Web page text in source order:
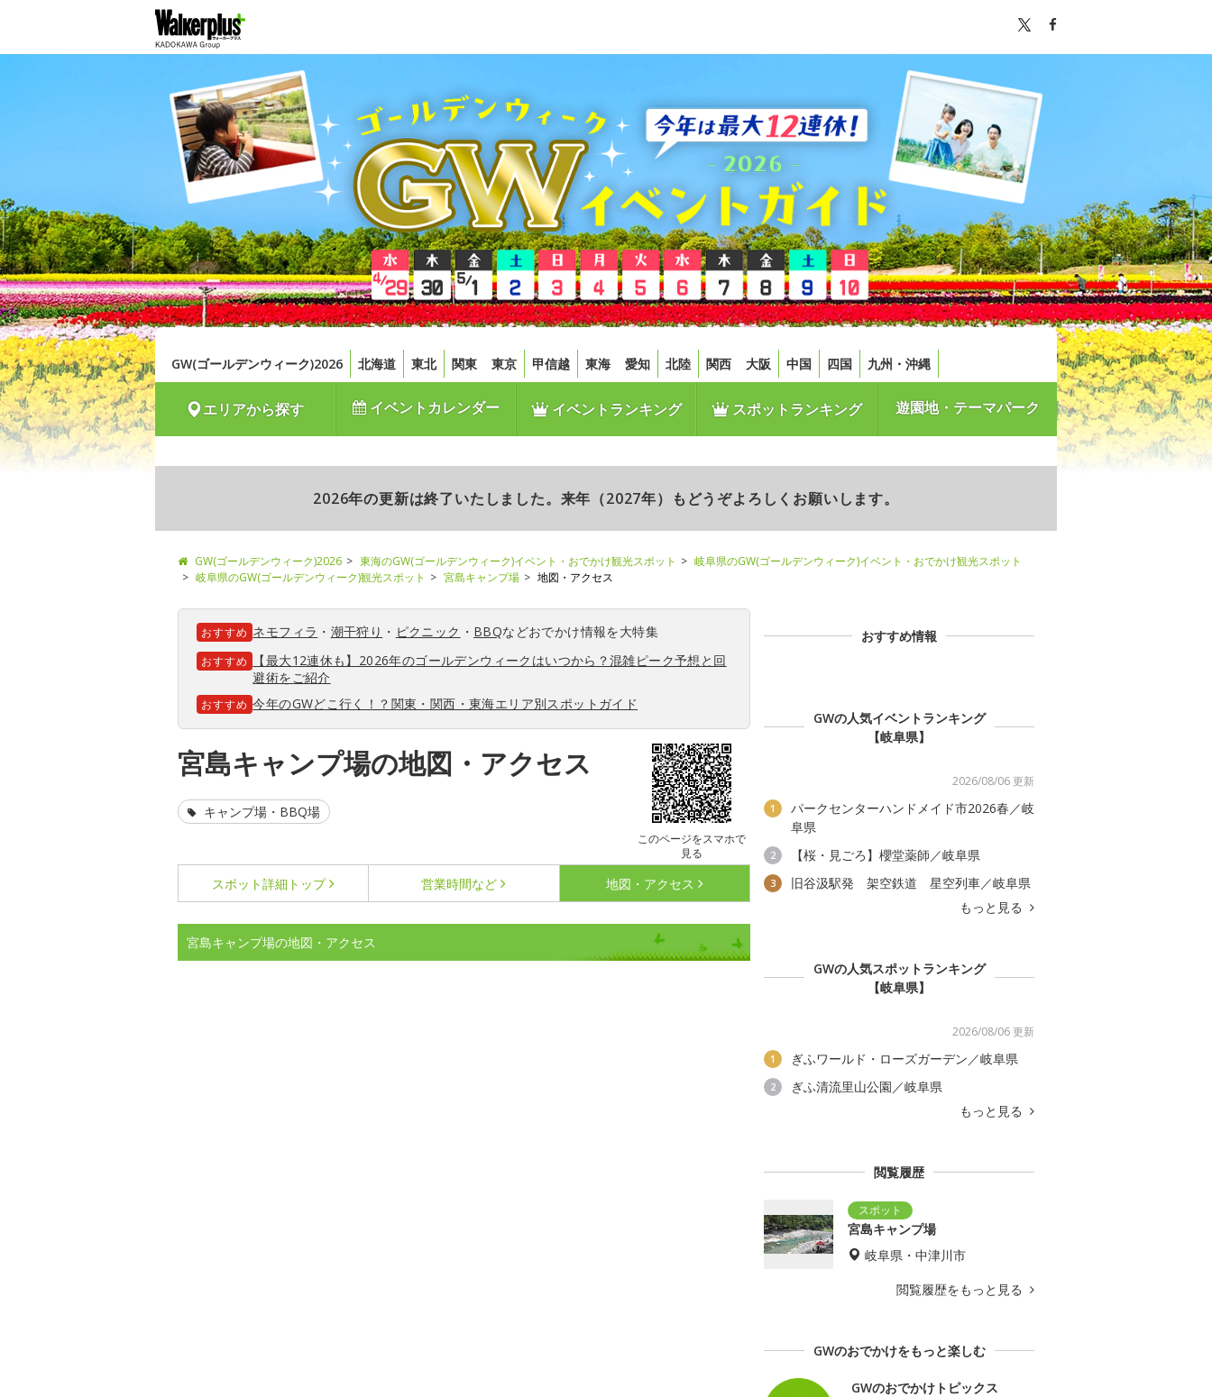
GW(ゴールデンウィーク)2026 北海道 東北 関東 東京 甲信越 東海 愛知 北陸 関西 大阪 中国 四国 九州・沖縄
エリアから探す イベントカレンダー イベントランキング スポットランキング 遊園地・テーマパーク
2026年の更新は終了いたしました。来年（2027年）もどうぞよろしくお願いします。
GW(ゴールデンウィーク)2026 東海のGW(ゴールデンウィーク)イベント・おでかけ観光スポット
岐阜県のGW(ゴールデンウィーク)イベント・おでかけ観光スポット
岐阜県のGW(ゴールデンウィーク)観光スポット
宮島キャンプ場 地図・アクセス
おすすめ ネモフィラ ・ 潮干狩り ・ ピクニック ・ BBQなどおでかけ情報を大特集
おすすめ
【最大12連休も】2026年のゴールデンウィークはいつから？混雑ピーク予想と回
避術をご紹介
おすすめ 今年のGWどこ行く！？関東・関西・東海エリア別スポットガイド
宮島キャンプ場の地図・アクセス
このページをスマホで
見る
キャンプ場・BBQ場
スポット詳細 トップ 営業時間など 地図・アクセス
宮島キャンプ場の地図・アクセス
おすすめ情報
GWの人気イベントランキング
【岐阜県】
2026/08/06 更新
1
パークセンターハンドメイド市2026春／岐
阜県
2 【桜・見ごろ】櫻堂薬師／岐阜県
3
旧谷汲駅発 架空鉄道 星空列車／岐阜県
もっと見る
GWの人気スポットランキング
【岐阜県】
2026/08/06 更新
1 ぎふワールド・ローズガーデン／岐阜県
2
ぎふ清流里山公園／岐阜県
もっと見る
閲覧履歴
宮島キャンプ場
岐阜県・中津川市
閲覧履歴をもっと見る
GWのおでかけをもっと楽しむ
GWのおでかけトピックス